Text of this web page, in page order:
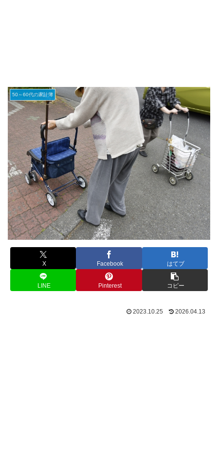
50～60代の家計簿
X Facebook はてブ
LINE Pinterest コピー
2023.10.25 2026.04.13